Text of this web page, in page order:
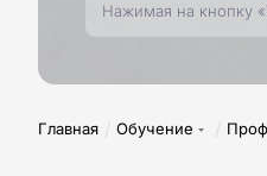
Нажимая на кнопку
Главная / Обучение /